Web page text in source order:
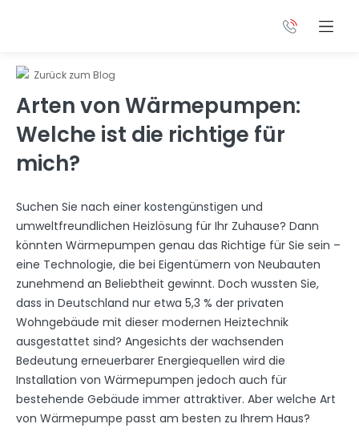
Zurück zum Blog
Arten von Wärmepumpen:
Welche ist die richtige für
mich?
Suchen Sie nach einer kostengünstigen und
umweltfreundlichen Heizlösung für Ihr Zuhause? Dann
könnten Wärmepumpen genau das Richtige für Sie sein –
eine Technologie, die bei Eigentümern von Neubauten
zunehmend an Beliebtheit gewinnt. Doch wussten Sie,
dass in Deutschland nur etwa 5,3 % der privaten
Wohngebäude mit dieser modernen Heiztechnik
ausgestattet sind? Angesichts der wachsenden
Bedeutung erneuerbarer Energiequellen wird die
Installation von Wärmepumpen jedoch auch für
bestehende Gebäude immer attraktiver. Aber welche Art
von Wärmepumpe passt am besten zu Ihrem Haus?